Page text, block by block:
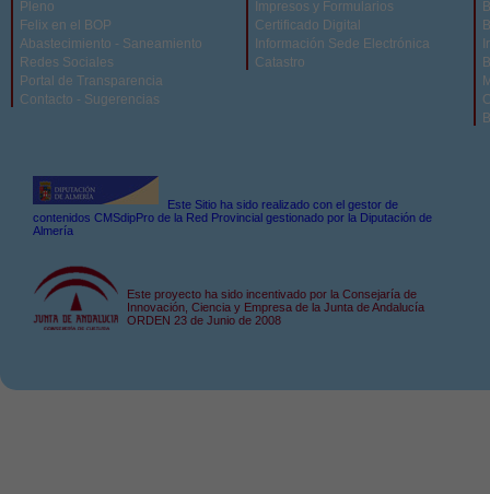
Pleno
Felix en el BOP
Abastecimiento - Saneamiento
Redes Sociales
Portal de Transparencia
Contacto - Sugerencias
Impresos y Formularios
Certificado Digital
Información Sede Electrónica
Catastro
Este Sitio ha sido realizado con el gestor de
contenidos CMSdipPro de la Red Provincial gestionado por la Diputación de
Almería
Este proyecto ha sido incentivado por la Consejaría de
Innovación, Ciencia y Empresa de la Junta de Andalucía
ORDEN 23 de Junio de 2008